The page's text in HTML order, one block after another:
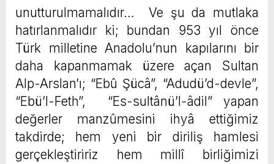
unutturulmamalıdır… Ve şu da mutlaka
hatırlanmalıdır ki; bundan 953 yıl önce
Türk milletine Anadolu’nun kapılarını bir
daha kapanmamak üzere açan Sultan
Alp-Arslan’ı; “Ebû Şücâ”, “Adudü’d-devle”,
“Ebü’l-Feth”, “Es-sultânü’l-âdil” yapan
değerler manzûmesini ihyâ ettiğimiz
takdirde; hem yeni bir diriliş hamlesi
gerçekleştiririz hem millî birliğimizi